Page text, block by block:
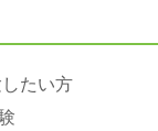
たい方